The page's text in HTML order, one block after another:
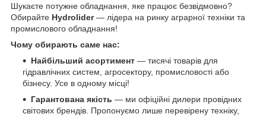
Шукаєте потужне обладнання, яке працює безвідмовно?
Обирайте Hydrolider— лідера на ринку аграрної техніки та
промислового обладнання!
Чому обирають саме нас:
Найбільший асортимент — тисячі товарів для
гідравлічних систем, агросектору, промисловості або
бізнесу. Усе в одному місці!
Гарантована якість — ми офіційні дилери провідних
світових брендів. Пропонуємо лише перевірену техніку,